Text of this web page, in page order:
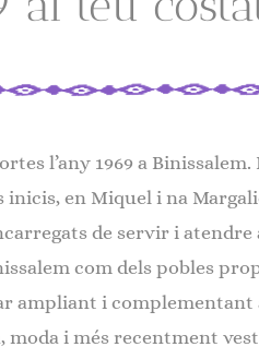
l’any 1969 a Binissalem.
inicis, en Miquel i na
de servir i atendre
com dels pobles
ampliant i complementant
moda i més recentment